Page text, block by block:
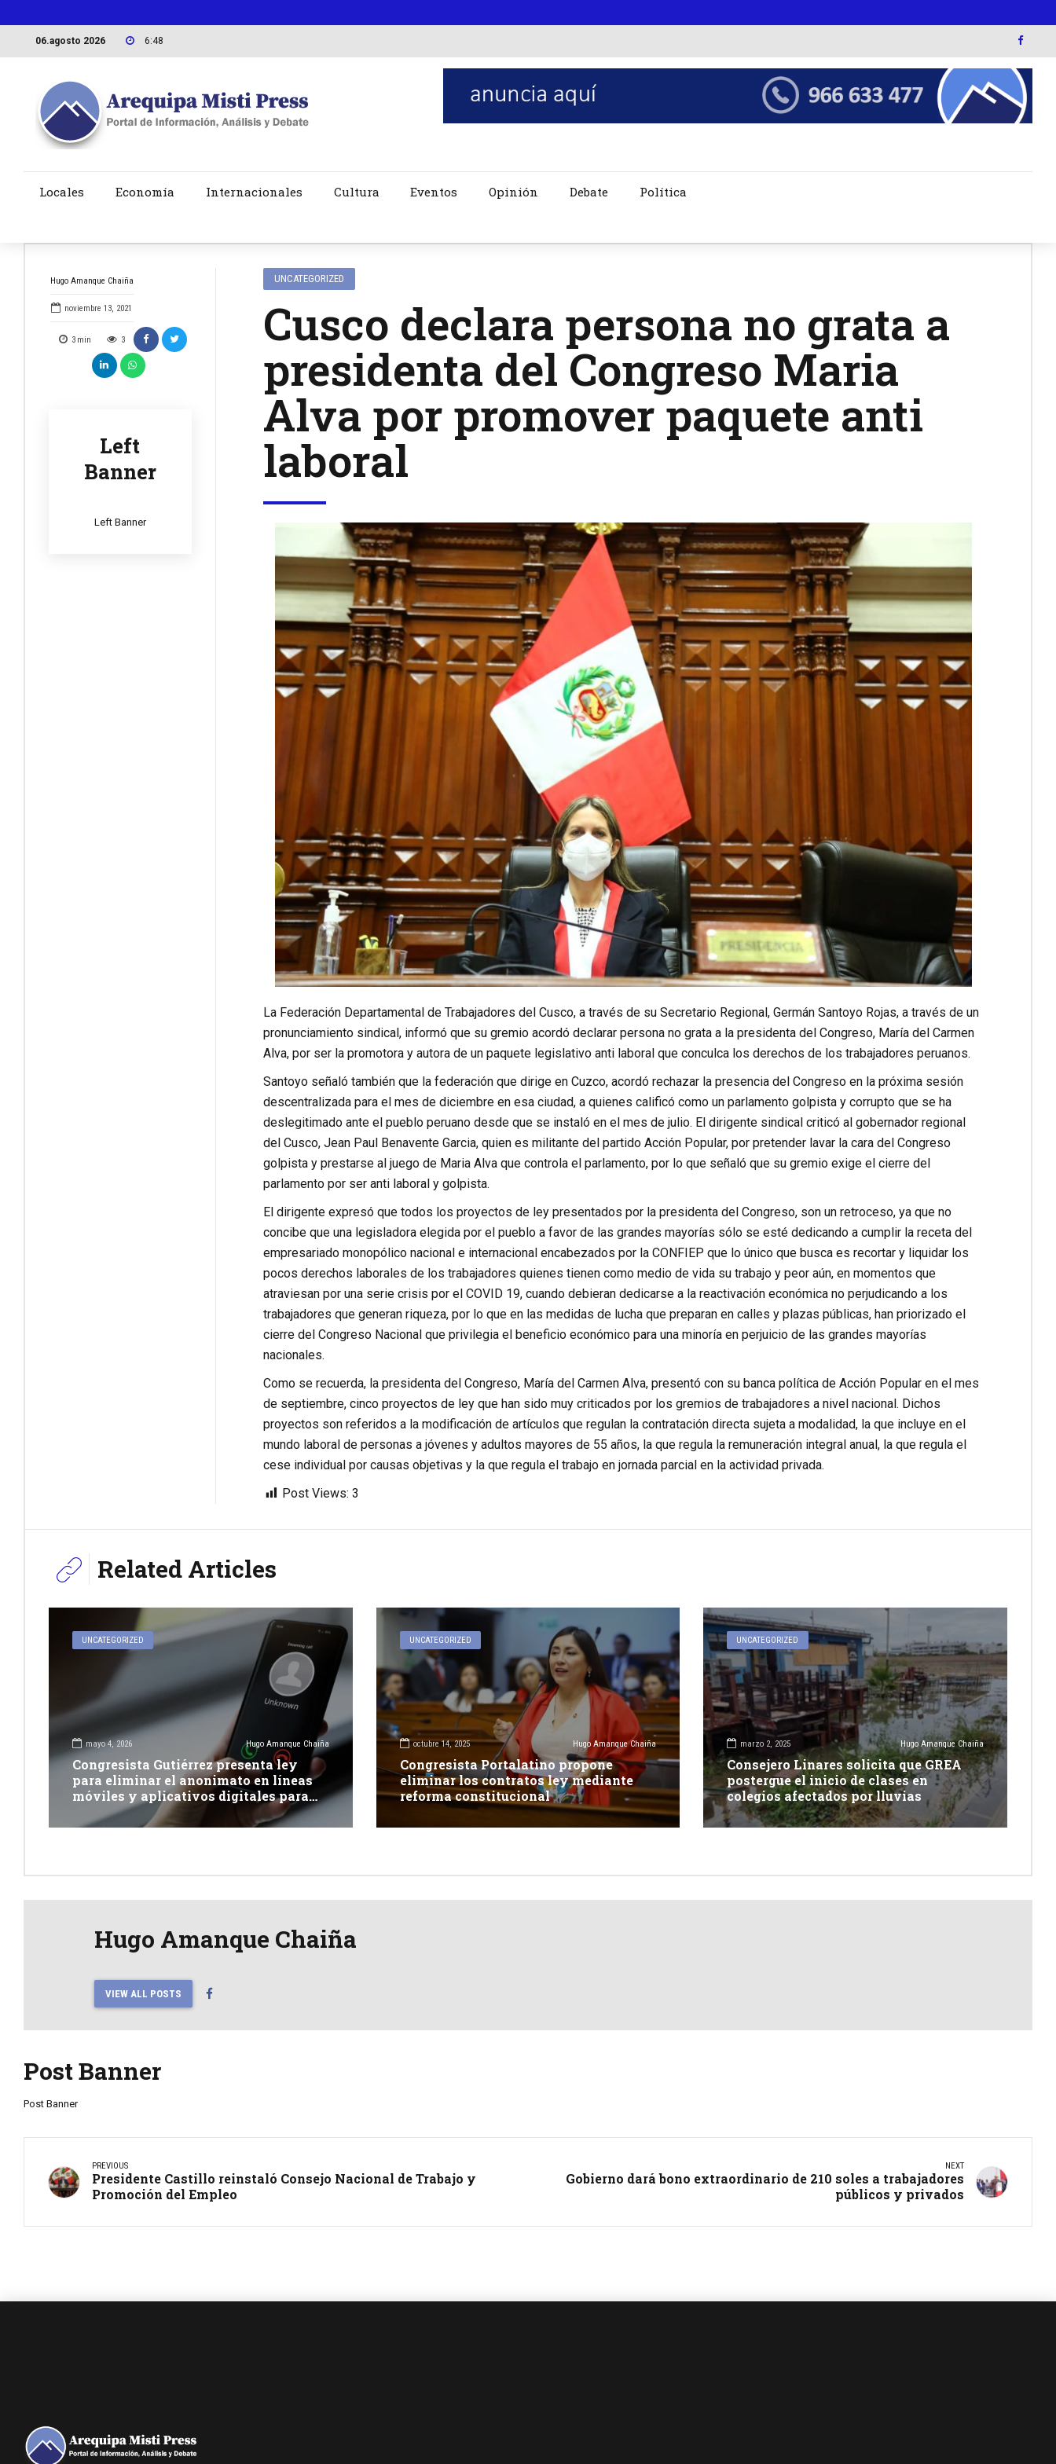
06.agosto 2026 6:48
Locales Economía Internacionales Cultura Eventos Opinión Debate Política
Hugo Amanque Chaiña
noviembre 13, 2021
3 min 3
Left
Banner
Left Banner
UNCATEGORIZED
Cusco declara persona no grata a
presidenta del Congreso Maria
Alva por promover paquete anti
laboral
La Federación Departamental de Trabajadores del Cusco, a través de su Secretario Regional, Germán Santoyo Rojas, a través de un
pronunciamiento sindical, informó que su gremio acordó declarar persona no grata a la presidenta del Congreso, María del Carmen
Alva, por ser la promotora y autora de un paquete legislativo anti laboral que conculca los derechos de los trabajadores peruanos.
Santoyo señaló también que la federación que dirige en Cuzco, acordó rechazar la presencia del Congreso en la próxima sesión
descentralizada para el mes de diciembre en esa ciudad, a quienes calificó como un parlamento golpista y corrupto que se ha
deslegitimado ante el pueblo peruano desde que se instaló en el mes de julio. El dirigente sindical criticó al gobernador regional
del Cusco, Jean Paul Benavente Garcia, quien es militante del partido Acción Popular, por pretender lavar la cara del Congreso
golpista y prestarse al juego de Maria Alva que controla el parlamento, por lo que señaló que su gremio exige el cierre del
parlamento por ser anti laboral y golpista.
El dirigente expresó que todos los proyectos de ley presentados por la presidenta del Congreso, son un retroceso, ya que no
concibe que una legisladora elegida por el pueblo a favor de las grandes mayorías sólo se esté dedicando a cumplir la receta del
empresariado monopólico nacional e internacional encabezados por la CONFIEP que lo único que busca es recortar y liquidar los
pocos derechos laborales de los trabajadores quienes tienen como medio de vida su trabajo y peor aún, en momentos que
atraviesan por una serie crisis por el COVID 19, cuando debieran dedicarse a la reactivación económica no perjudicando a los
trabajadores que generan riqueza, por lo que en las medidas de lucha que preparan en calles y plazas públicas, han priorizado el
cierre del Congreso Nacional que privilegia el beneficio económico para una minoría en perjuicio de las grandes mayorías
nacionales.
Como se recuerda, la presidenta del Congreso, María del Carmen Alva, presentó con su banca política de Acción Popular en el mes
de septiembre, cinco proyectos de ley que han sido muy criticados por los gremios de trabajadores a nivel nacional. Dichos
proyectos son referidos a la modificación de artículos que regulan la contratación directa sujeta a modalidad, la que incluye en el
mundo laboral de personas a jóvenes y adultos mayores de 55 años, la que regula la remuneración integral anual, la que regula el
cese individual por causas objetivas y la que regula el trabajo en jornada parcial en la actividad privada.
Post Views: 3
Related Articles
UNCATEGORIZED
mayo 4, 2026 Hugo Amanque Chaiña
Congresista Gutiérrez presenta ley
para eliminar el anonimato en líneas
móviles y aplicativos digitales para
combatir la extorsión
UNCATEGORIZED
octubre 14, 2025 Hugo Amanque Chaiña
Congresista Portalatino propone
eliminar los contratos ley mediante
reforma constitucional
UNCATEGORIZED
marzo 2, 2025 Hugo Amanque Chaiña
Consejero Linares solicita que GREA
postergue el inicio de clases en
colegios afectados por lluvias
Hugo Amanque Chaiña
VIEW ALL POSTS
Post Banner
Post Banner
PREVIOUS
Presidente Castillo reinstaló Consejo Nacional de Trabajo y
Promoción del Empleo
NEXT
Gobierno dará bono extraordinario de 210 soles a trabajadores
públicos y privados